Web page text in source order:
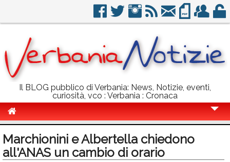
Il BLOG pubblico di Verbania: News, Notizie, eventi,
curiosità, vco : Verbania : Cronaca
Politica
Marchionini e Albertella chiedono
all'ANAS un cambio di orario